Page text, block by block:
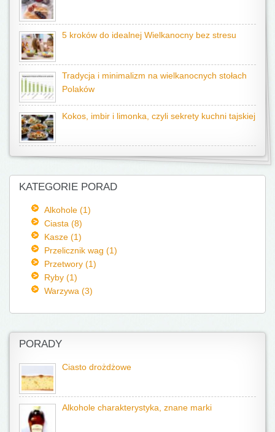
5 kroków do idealnej Wielkanocny bez stresu
Tradycja i minimalizm na wielkanocnych stołach
Polaków
Kokos, imbir i limonka, czyli sekrety kuchni tajskiej
KATEGORIE PORAD
Alkohole (1)
Ciasta (8)
Kasze (1)
Przelicznik wag (1)
Przetwory (1)
Ryby (1)
Warzywa (3)
PORADY
Ciasto drożdżowe
Alkohole charakterystyka, znane marki